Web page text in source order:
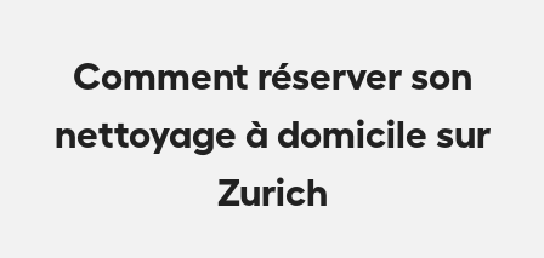
Comment réserver son
nettoyage à domicile sur
Zurich